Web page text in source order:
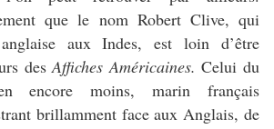
que le nom Robert Clive, qui
aux Indes, est loin d’être
desAffiches Américaines.Celui du
encore moins, marin français
brillamment face aux Anglais, de